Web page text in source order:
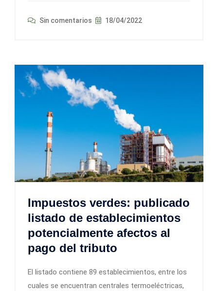
Sin comentarios 18/04/2022
Impuestos verdes: publicado
listado de establecimientos
potencialmente afectos al
pago del tributo
El listado contiene 89 establecimientos, entre los
cuales se encuentran centrales termoeléctricas,